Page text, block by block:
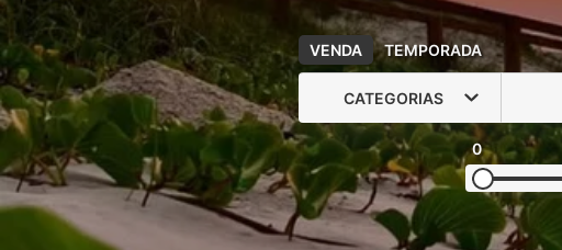
VENDA TEMPORADA
CATEGORIAS
0